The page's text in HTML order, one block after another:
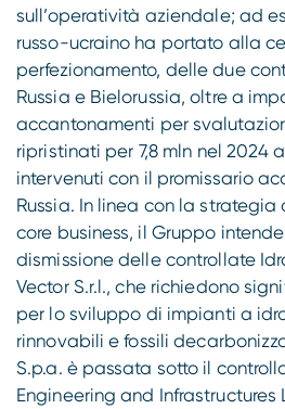
sull’operatività aziendale; ad
russo-ucraino ha portato alla
perfezionamento, delle due
Russia e Bielorussia, oltre a
accantonamenti per
ripristinati per 7,8 mln nel 2024
intervenuti con il promissario
Russia. In linea con la strategia
core business, il Gruppo
dismissione delle controllate
Vector S.r.l., che richiedono
per lo sviluppo di impianti a
rinnovabili e fossili
S.p.a. è passata sotto il
Engineering and Infrastructures